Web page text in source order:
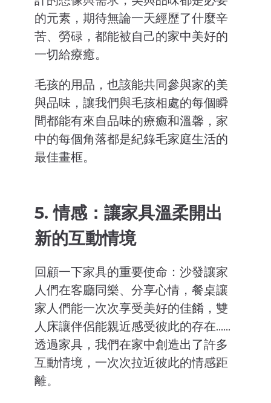
的元素，期待無論一天經歷了什麼辛
苦、勞碌，都能被自己的家中美好的
一切給療癒。
毛孩的用品，也該能共同參與家的美
與品味，讓我們與毛孩相處的每個瞬
間都能有來自品味的療癒和溫馨，家
中的每個角落都是紀錄毛家庭生活的
最佳畫框。
5. 情感：讓家具溫柔開出
新的互動情境
回顧一下家具的重要使命：沙發讓家
人們在客廳同樂、分享心情，餐桌讓
家人們能一次次享受美好的佳餚，雙
人床讓伴侶能親近感受彼此的存在……
透過家具，我們在家中創造出了許多
互動情境，一次次拉近彼此的情感距
離。